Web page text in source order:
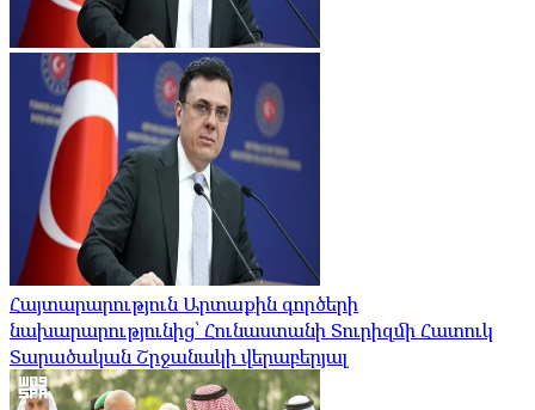
Հայտարարություն Արտաքին գործերի
նախարարությունից՝ Հունաստանի Տուրիզմի Հատուկ
Տարածական Շրջանակի վերաբերյալ